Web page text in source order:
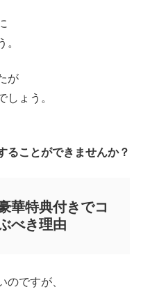
。
が
しょう。
ることができませんか？
華特典付きでコ
べき理由
のですが、